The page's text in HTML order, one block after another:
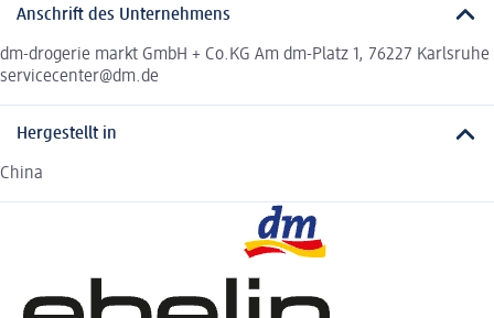
Anschrift des Unternehmens
dm-drogerie markt GmbH + Co.KG Am dm-Platz 1, 76227 Karlsruhe
servicecenter@dm.de
Hergestellt in
China